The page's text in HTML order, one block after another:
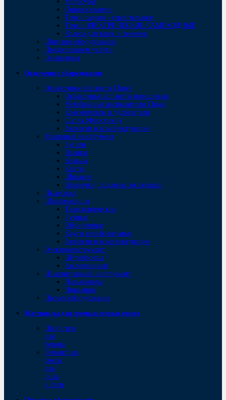
Опрыскиватели
Тачки садово - строительные
Тачки ЭЛЕКТРИЧЕСКИЕ САМОХОДНЫЕ
Колеса для тачек и тележек
Щитовое оборудование
Предоставляем услуги
Генераторы
Отделочное оборудование
Окрасочные аппараты Chnye
Окрасочные аппараты поршневые
Мембранные распылители Chnye
Краскопульты и удлинители
Сопла (Форсунки)
Запчасти и комплектующие
Малярный инструмент
Бугели
Валики
Кельмы
Кисти
Шпатели
Ванночки, поддоны, вкладыши
Пылесосы
Шлифмашины
Телескопические
Ручные
Обдирочные
Круги шлифовальные
Запчасти и комплектующие
Электроинструмент
Штроборезы
Заклепочники
Измерительный инструмент
Дальномеры
Нивелиры
Прочее оборудование
Материалы для промышленных полов
Пропитки
для
бетона
Ремонтные
смеси
для
пола
и стен